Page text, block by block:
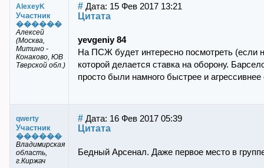
AlexeyK
Участник
������
Алексей
(Москва,
Митино -
Конаково, ЮВ
Тверской обл.)
# Дата: 15 Фев 2017 13:21
Цитата
yevgeniy 84
На ПСЖ будет интересно посмотреть (если
которой делается ставка на оборону.
просто были намного быстрее и агрессивнее
qwerty
Участник
������
Владимирская
область,
г.Киржач
# Дата: 16 Фев 2017 05:39
Цитата
Бедный Арсенал. Даже первое место в